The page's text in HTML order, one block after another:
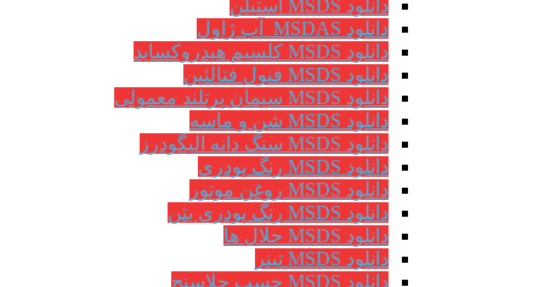
دانلود MSDS استیلن
دانلود MSDAS آب ژاول
دانلود MSDS کلسیم هیدروکساید
دانلود MSDS فنول فتالئین
دانلود MSDS سیمان پرتلند معمولی
دانلود MSDS شن و ماسه
دانلود MSDS سنگ دانه الیگودرز
دانلود MSDS رنگ پودری
دانلود MSDS روغن موتور
دانلود MSDS رنگ پودری بتن
دانلود MSDS حلال ها
دانلود MSDS تینر
دانلود MSDS چسب جلاسنج